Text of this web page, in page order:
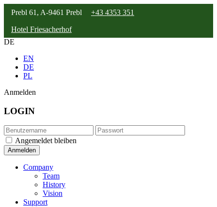
Prebl 61, A-9461 Prebl +43 4353 351
Hotel Friesacherhof
DE
EN
DE
PL
Anmelden
LOGIN
Angemeldet bleiben
Company
Team
History
Vision
Support